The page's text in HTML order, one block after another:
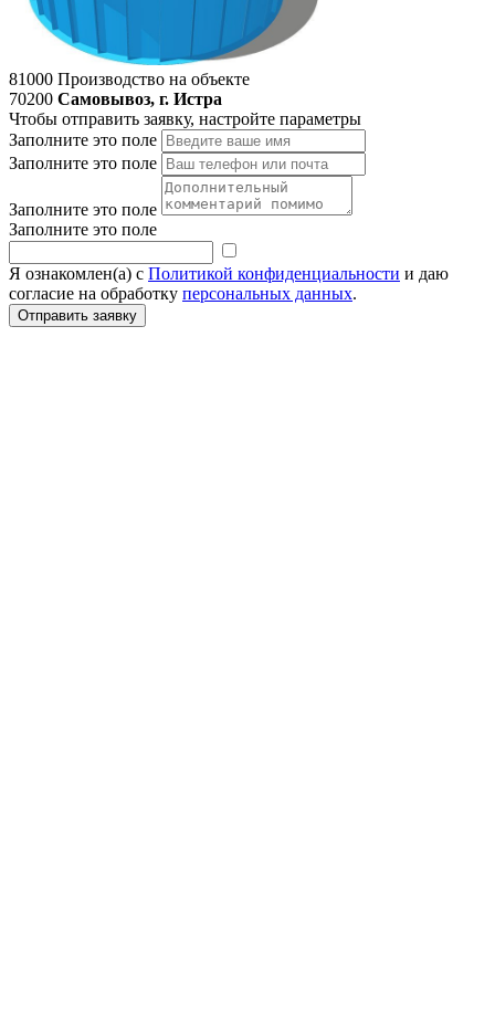
81000 Производство на объекте
70200 Самовывоз, г. Истра
Чтобы отправить заявку, настройте параметры
Заполните это поле
Заполните это поле
Заполните это поле
Заполните это поле
Я ознакомлен(а) с Политикой конфиденциальности и даю
согласие на обработку персональных данных.